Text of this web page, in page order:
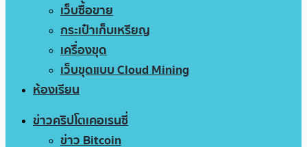
เว็บซื้อขาย
กระเป๋าเก็บเหรียญ
เครื่องขุด
เว็บขุดแบบ Cloud Mining
ห้องเรียน
ข่าวคริปโตเคอเรนซี่
ข่าว Bitcoin